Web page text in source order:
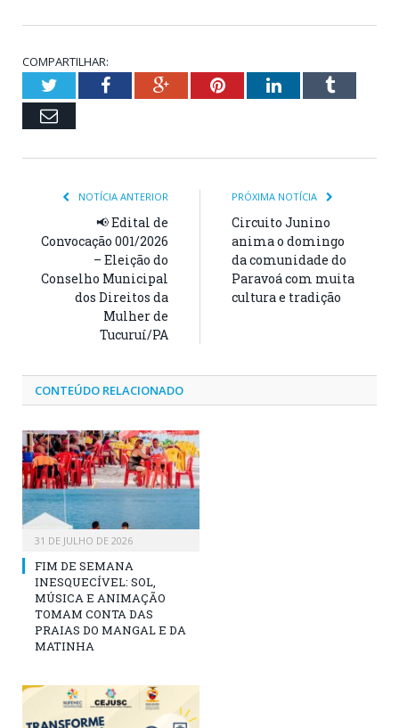
COMPARTILHAR:
TwitterFacebookGoogle+PinterestLinkedInTumblr
Email
NOTÍCIA ANTERIOR
📢 Edital de
Convocação 001/2026
– Eleição do
Conselho Municipal
dos Direitos da
Mulher de
Tucuruí/PA
PRÓXIMA NOTÍCIA
Circuito Junino
anima o domingo
da comunidade do
Paravoá com muita
cultura e tradição
CONTEÚDO RELACIONADO
31 DE JULHO DE 2026
FIM DE SEMANA
INESQUECÍVEL: SOL,
MÚSICA E ANIMAÇÃO
TOMAM CONTA DAS
PRAIAS DO MANGAL E DA
MATINHA